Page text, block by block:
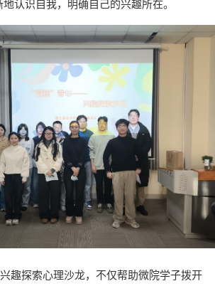
认识自我，明确自己的兴趣所在。
兴趣探索心理沙龙，不仅帮助微院学子拨开